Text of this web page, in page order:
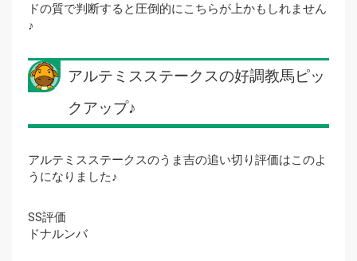
ドの質で判断すると圧倒的にこちらが上かもしれません
♪
アルテミスステークスの好調教馬ピッ
クアップ♪
アルテミスステークスのうま吉の追い切り評価はこのよ
うになりました♪
SS評価
ドナルンバ